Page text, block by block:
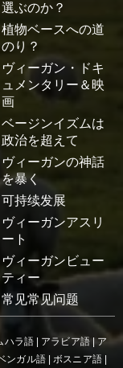
選ぶのか？
植物ベースへの道
のり？
ヴィーガン・ドキ
ュメンタリー＆映
画
ベージンイズムは
政治を超えて
ヴィーガンの神話
を暴く
可持续发展
ヴィーガンアスリ
ート
ヴィーガンビュー
ティー
常见常见问题
ハラ語| アラビア語| ア
ンガル語|ボスニア語|